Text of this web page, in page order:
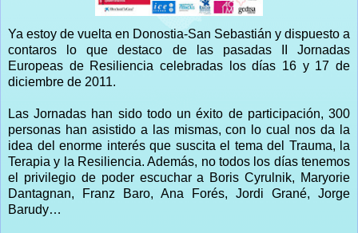
Ya estoy de vuelta en Donostia-San Sebastián y dispuesto a
contaros lo que destaco de las pasadas II Jornadas
Europeas de Resiliencia celebradas los días 16 y 17 de
diciembre de 2011.
Las Jornadas han sido todo un éxito de participación, 300
personas han asistido a las mismas, con lo cual nos da la
idea del enorme interés que suscita el tema del Trauma, la
Terapia y la Resiliencia. Además, no todos los días tenemos
el privilegio de poder escuchar a Boris Cyrulnik, Maryorie
Dantagnan, Franz Baro, Ana Forés, Jordi Grané, Jorge
Barudy…